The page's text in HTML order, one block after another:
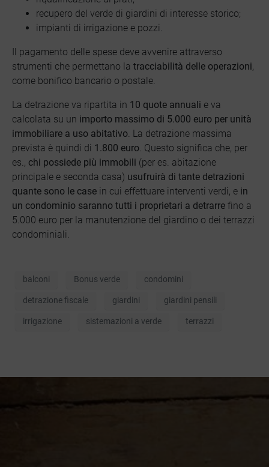
recupero del verde di giardini di interesse storico;
impianti di irrigazione e pozzi.
Il pagamento delle spese deve avvenire attraverso
strumenti che permettano la tracciabilità delle operazioni,
come bonifico bancario o postale.
La detrazione va ripartita in 10 quote annuali e va
calcolata su un importo massimo di 5.000 euro per unità
immobiliare a uso abitativo . La detrazione massima
prevista è quindi di 1.800 euro . Questo significa che, per
es., chi possiede più immobili (per es. abitazione
principale e seconda casa) usufruirà di tante detrazioni
quante sono le case in cui effettuare interventi verdi, e in
un condominio saranno tutti i proprietari a detrarre fino a
5.000 euro per la manutenzione del giardino o dei terrazzi
condominiali.
balconi Bonus verde condomini
detrazione fiscale giardini giardini pensili
irrigazione sistemazioni a verde terrazzi